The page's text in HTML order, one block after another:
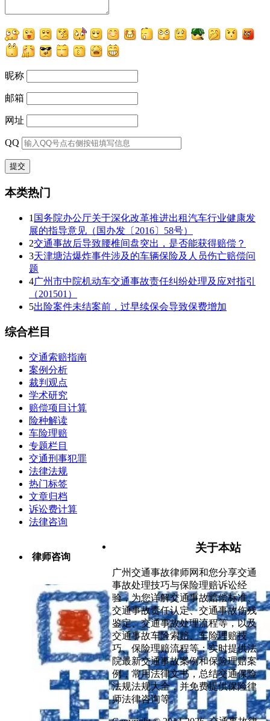
昵称
邮箱
网址
QQ
本类热门
1 国务院办公厅关于深化改革推进出租汽车行业健康发
展的指导意见（国办发〔2016〕58号）
2交通事故后导致腰椎间盘突出，是否能获得赔偿？
3天津塘沽爆炸事件涉及的车辆保险及人员伤亡赔偿问
题
4广州市中院机动车交通事故责任纠纷处理及应对指引
（201501）
5出险案件未结案前，过早续保会导致保费增加
综合栏目
交通索赔指南
案例分析
裁判观点
学术研究
赔偿项目计算
险种解读
车险理赔
专题栏目
交通刑事犯罪
法律法规
热门标签
文章归档
诉讼费计算
法律咨询
律师咨询
关于本站
广州交通事故律师网和您分享交通
事故处理技巧与保险理赔诉讼经
验，为您详解交通事故赔偿标准、
交通事故责任认定、交通事故伤残
鉴定、交通事故处理流程等，以及
交通事故车险索赔、车险理赔技
巧、保险理赔流程等；实时提供法
院最新交通事故案例和保险理赔案
例，常用法律文书，总结交通保险
法规法规大全，并免费提供保险律
师法律咨询等。